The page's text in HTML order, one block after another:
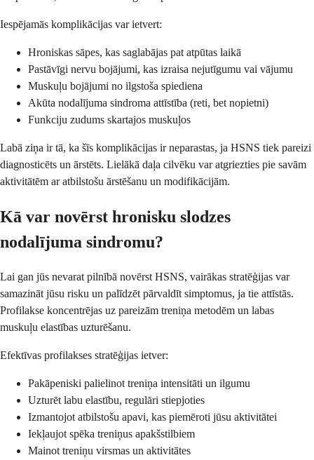
Iespējamās komplikācijas var ietvert:
Hroniskas sāpes, kas saglabājas pat atpūtas laikā
Pastāvīgi nervu bojājumi, kas izraisa nejutīgumu vai vājumu
Muskuļu bojājumi no ilgstoša spiediena
Akūta nodalījuma sindroma attīstība (reti, bet nopietni)
Funkciju zudums skartajos muskuļos
Labā ziņa ir tā, ka šīs komplikācijas ir neparastas, ja HSNS tiek pareizi
diagnosticēts un ārstēts. Lielākā daļa cilvēku var atgriezties pie savām
aktivitātēm ar atbilstošu ārstēšanu un modifikācijām.
Kā var novērst hronisku slodzes
nodalījuma sindromu?
Lai gan jūs nevarat pilnībā novērst HSNS, vairākas stratēģijas var
samazināt jūsu risku un palīdzēt pārvaldīt simptomus, ja tie attīstās.
Profilakse koncentrējas uz pareizām treniņa metodēm un labas
muskuļu elastības uzturēšanu.
Efektīvas profilakses stratēģijas ietver:
Pakāpeniski palielinot treniņa intensitāti un ilgumu
Uzturēt labu elastību, regulāri stiepjoties
Izmantojot atbilstošu apavi, kas piemēroti jūsu aktivitātei
Iekļaujot spēka treniņus apakšstilbiem
Mainot treniņu virsmas un aktivitātes